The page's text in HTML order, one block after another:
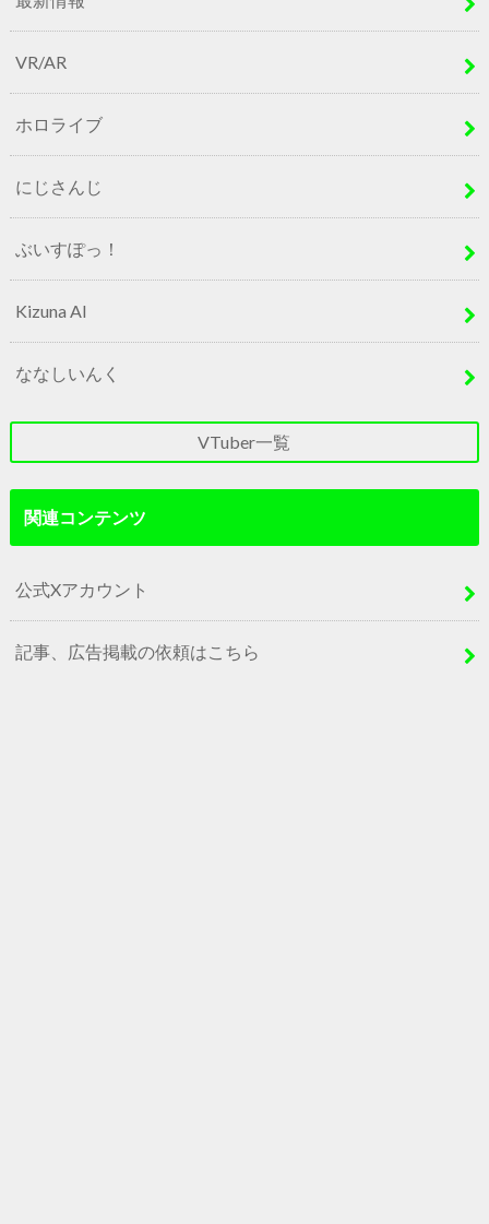
VR/AR
ホロライブ
にじさんじ
ぶいすぽっ！
Kizuna AI
ななしいんく
VTuber一覧
関連コンテンツ
公式Xアカウント
記事、広告掲載の依頼はこちら